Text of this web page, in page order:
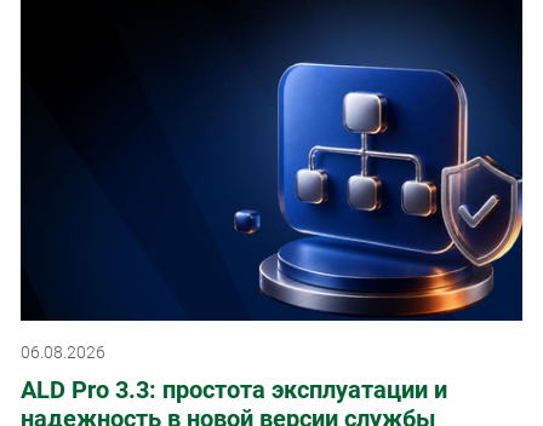
06.08.2026
ALD Pro 3.3: простота эксплуатации и
надежность в новой версии службы